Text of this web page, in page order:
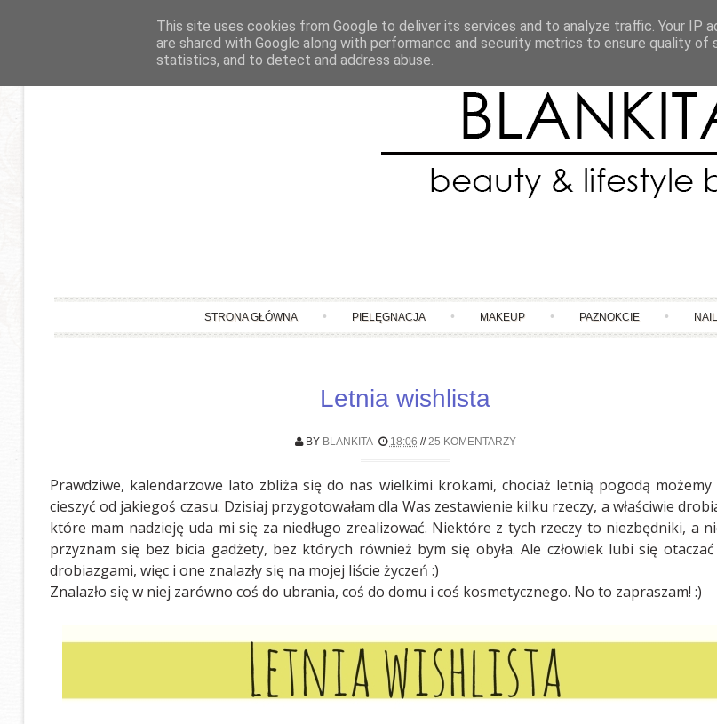
STRONA GŁÓWNA PIELĘGNACJA MAKEUP PAZNOKCIE
Letnia wishlista
BY BLANKITA 18:06 //25 KOMENTARZY
Prawdziwe, kalendarzowe lato zbliża się do nas wielkimi krokami, chociaż letnią pogodą możemy
cieszyć od jakiegoś czasu. Dzisiaj przygotowałam dla Was zestawienie kilku rzeczy, a właściwie
które mam nadzieję uda mi się za niedługo zrealizować. Niektóre z tych rzeczy to niezbędniki, a
przyznam się bez bicia gadżety, bez których również bym się obyła. Ale człowiek lubi się
drobiazgami, więc i one znalazły się na mojej liście życzeń :)
Znalazło się w niej zarówno coś do ubrania, coś do domu i coś kosmetycznego. No to zapraszam! :)
This site uses cookies from Google to deliver its services and to analyze traffic. Your IP
are shared with Google along with performance and security metrics to ensure quality of
statistics, and to detect and address abuse.